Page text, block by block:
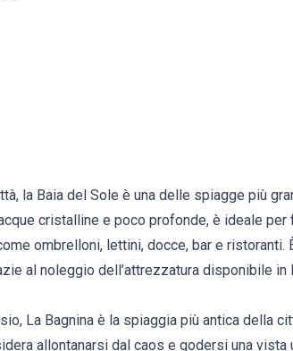
la Baia del Sole è una delle spiagge più
cristalline e poco profonde, è ideale per
ombrelloni, lettini, docce, bar e ristoranti.
al noleggio dell’attrezzatura disponibile in
La Bagnina è la spiaggia più antica della
allontanarsi dal caos e godersi una vista